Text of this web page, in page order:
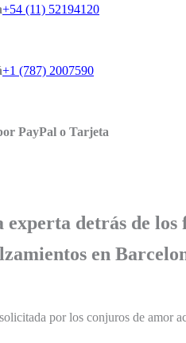
+54 (11) 52194120
+1 (787) 2007590
PayPal o Tarjeta
detrás de los
en
por los conjuros de amor